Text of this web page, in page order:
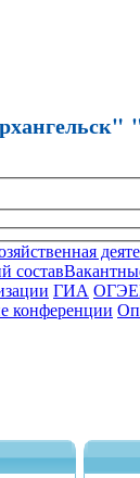
состав
ГИА ОГЭ
конференции